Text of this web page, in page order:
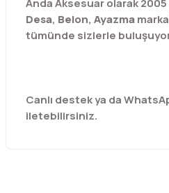
Anda Aksesuar olarak
Desa, Belon, Ayazma
tümünde sizlerle
Canlı destek ya da
iletebilirsiniz.